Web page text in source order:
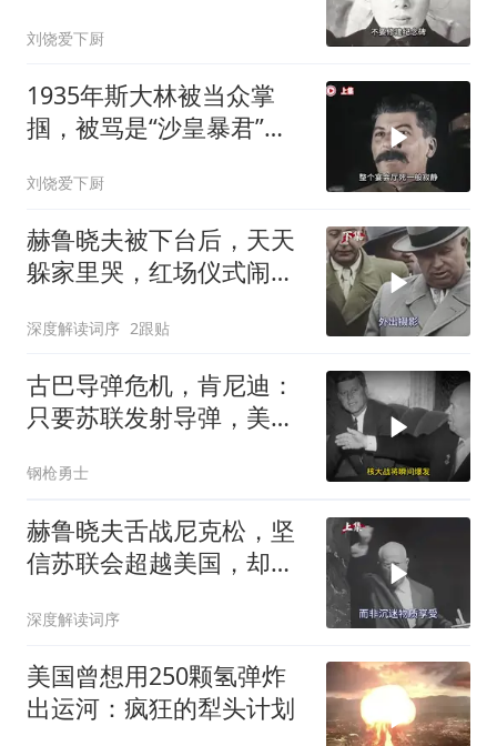
刘饶爱下厨
1935年斯大林被当众掌
掴，被骂是“沙皇暴君”，
刘饶爱下厨
赫鲁晓夫被下台后，天天
躲家里哭，红场仪式闹出
深度解读词序 2跟贴
古巴导弹危机，肯尼迪：
只要苏联发射导弹，美国
钢枪勇士
赫鲁晓夫舌战尼克松，坚
信苏联会超越美国，却被
深度解读词序
美国曾想用250颗氢弹炸
出运河：疯狂的犁头计划